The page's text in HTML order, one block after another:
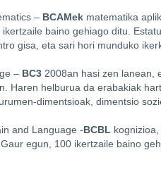
– BCAMek matematika
baino gehiago ditu.
gisa, eta sari hori munduko
– BC3 2008an hasi zen lanean,
Haren helburua da erabakiak
dimentsioak, dimentsio
and Language -BCBL
egun, 100 ikertzaile baino